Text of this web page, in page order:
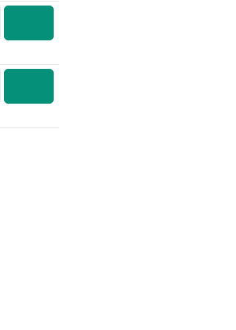
del prodotto:
del prodotto: